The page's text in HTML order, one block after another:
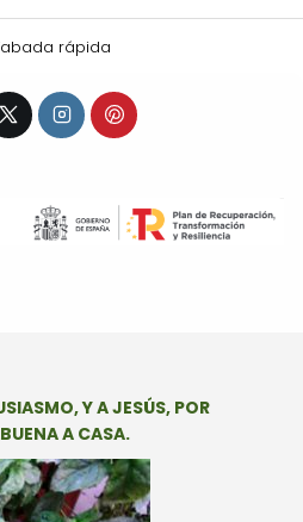
rápida
Y A JESÚS, POR
A CASA.